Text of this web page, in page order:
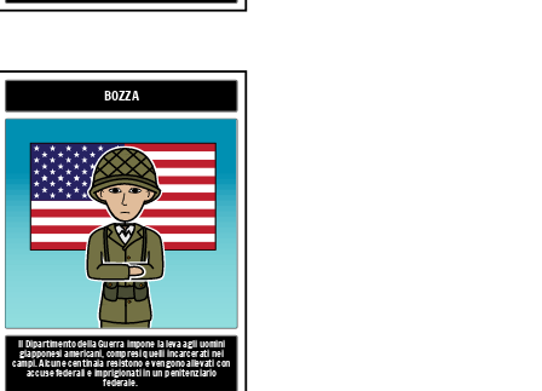
BOZZA
Il Dipartimento della Guerra impone la leva agli uomini
giapponesi americani, compresi quelli incarcerati nei
campi. Alcune centinaia resistono e vengono allevati con
accuse federali e imprigionati in un penitenziario
federale.